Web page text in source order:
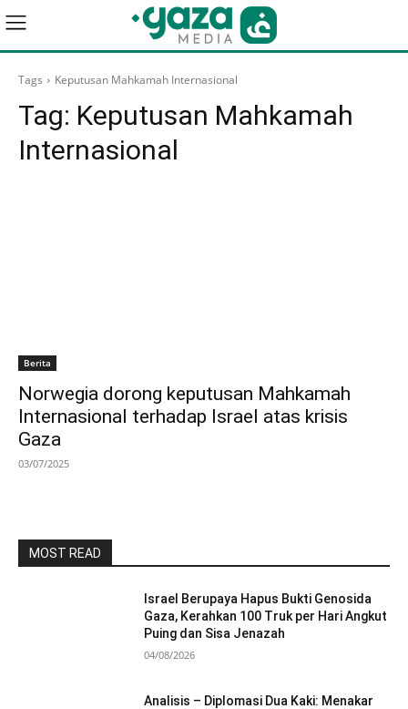
Tags Keputusan Mahkamah Internasional
Tag: Keputusan Mahkamah
Internasional
Berita
Norwegia dorong keputusan Mahkamah
Internasional terhadap Israel atas krisis
Gaza
03/07/2025
MOST READ
Israel Berupaya Hapus Bukti Genosida
Gaza, Kerahkan 100 Truk per Hari Angkut
Puing dan Sisa Jenazah
04/08/2026
Analisis – Diplomasi Dua Kaki: Menakar